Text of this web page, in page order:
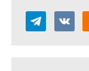
e
v
k
d